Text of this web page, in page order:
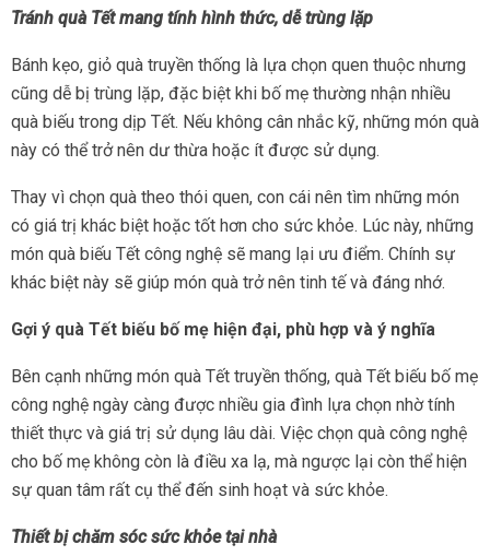
Tránh quà Tết mang tính hình thức, dễ trùng lặp
Bánh kẹo, giỏ quà truyền thống là lựa chọn quen thuộc nhưng
cũng dễ bị trùng lặp, đặc biệt khi bố mẹ thường nhận nhiều
quà biếu trong dịp Tết. Nếu không cân nhắc kỹ, những món quà
này có thể trở nên dư thừa hoặc ít được sử dụng.
Thay vì chọn quà theo thói quen, con cái nên tìm những món
có giá trị khác biệt hoặc tốt hơn cho sức khỏe. Lúc này, những
món quà biếu Tết công nghệ sẽ mang lại ưu điểm. Chính sự
khác biệt này sẽ giúp món quà trở nên tinh tế và đáng nhớ.
Gợi ý quà Tết biếu bố mẹ hiện đại, phù hợp và ý nghĩa
Bên cạnh những món quà Tết truyền thống, quà Tết biếu bố mẹ
công nghệ ngày càng được nhiều gia đình lựa chọn nhờ tính
thiết thực và giá trị sử dụng lâu dài. Việc chọn quà công nghệ
cho bố mẹ không còn là điều xa lạ, mà ngược lại còn thể hiện
sự quan tâm rất cụ thể đến sinh hoạt và sức khỏe.
Thiết bị chăm sóc sức khỏe tại nhà